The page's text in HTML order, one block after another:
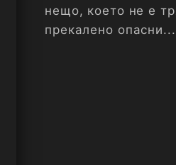
нещо, което не е
прекалено опасни...